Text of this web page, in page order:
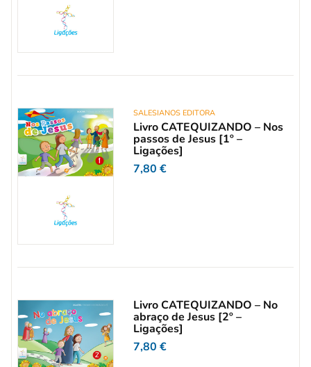
SALESIANOS EDITORA
Livro CATEQUIZANDO – Nos
passos de Jesus [1º –
Ligações]
7,80€
Livro CATEQUIZANDO – No
abraço de Jesus [2º –
Ligações]
7,80€